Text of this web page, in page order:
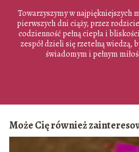
Towarzyszymy w najpiękniejszych
pierwszych dni ciąży, przez
codzienność pełną ciepła i
zespół dzieli się rzetelną wiedzą,
świadomym i pełnym
Może Cię również